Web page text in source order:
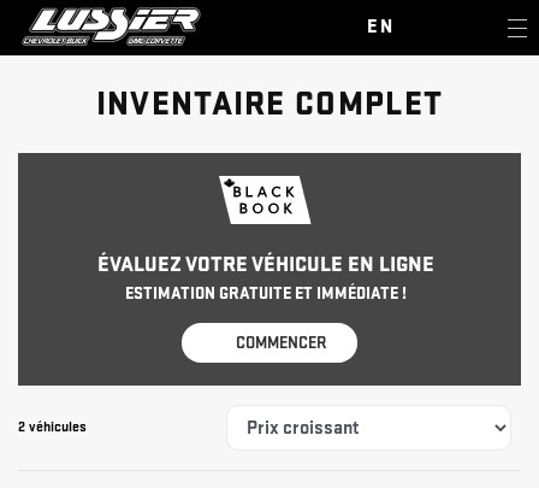
EN
INVENTAIRE COMPLET
ÉVALUEZ VOTRE VÉHICULE EN LIGNE
ESTIMATION GRATUITE ET IMMÉDIATE !
COMMENCER
2 véhicules